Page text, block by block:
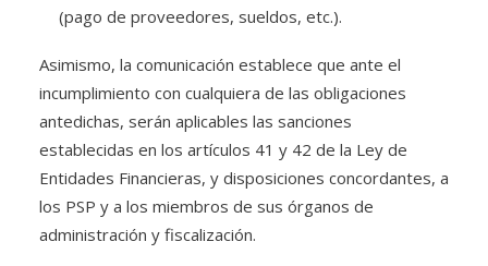
(pago de proveedores, sueldos, etc.).
Asimismo, la comunicación establece que ante el
incumplimiento con cualquiera de las obligaciones
antedichas, serán aplicables las sanciones
establecidas en los artículos 41 y 42 de la Ley de
Entidades Financieras, y disposiciones concordantes, a
los PSP y a los miembros de sus órganos de
administración y fiscalización.